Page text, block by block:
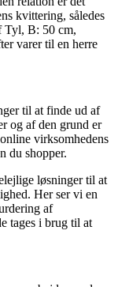
kvittering, således
Tyl, B: 50 cm,
varer til en herre
til at finde ud af
og af den grund er
virksomhedens
du shopper.
løsninger til at
Her ser vi en
af
tages i brug til at